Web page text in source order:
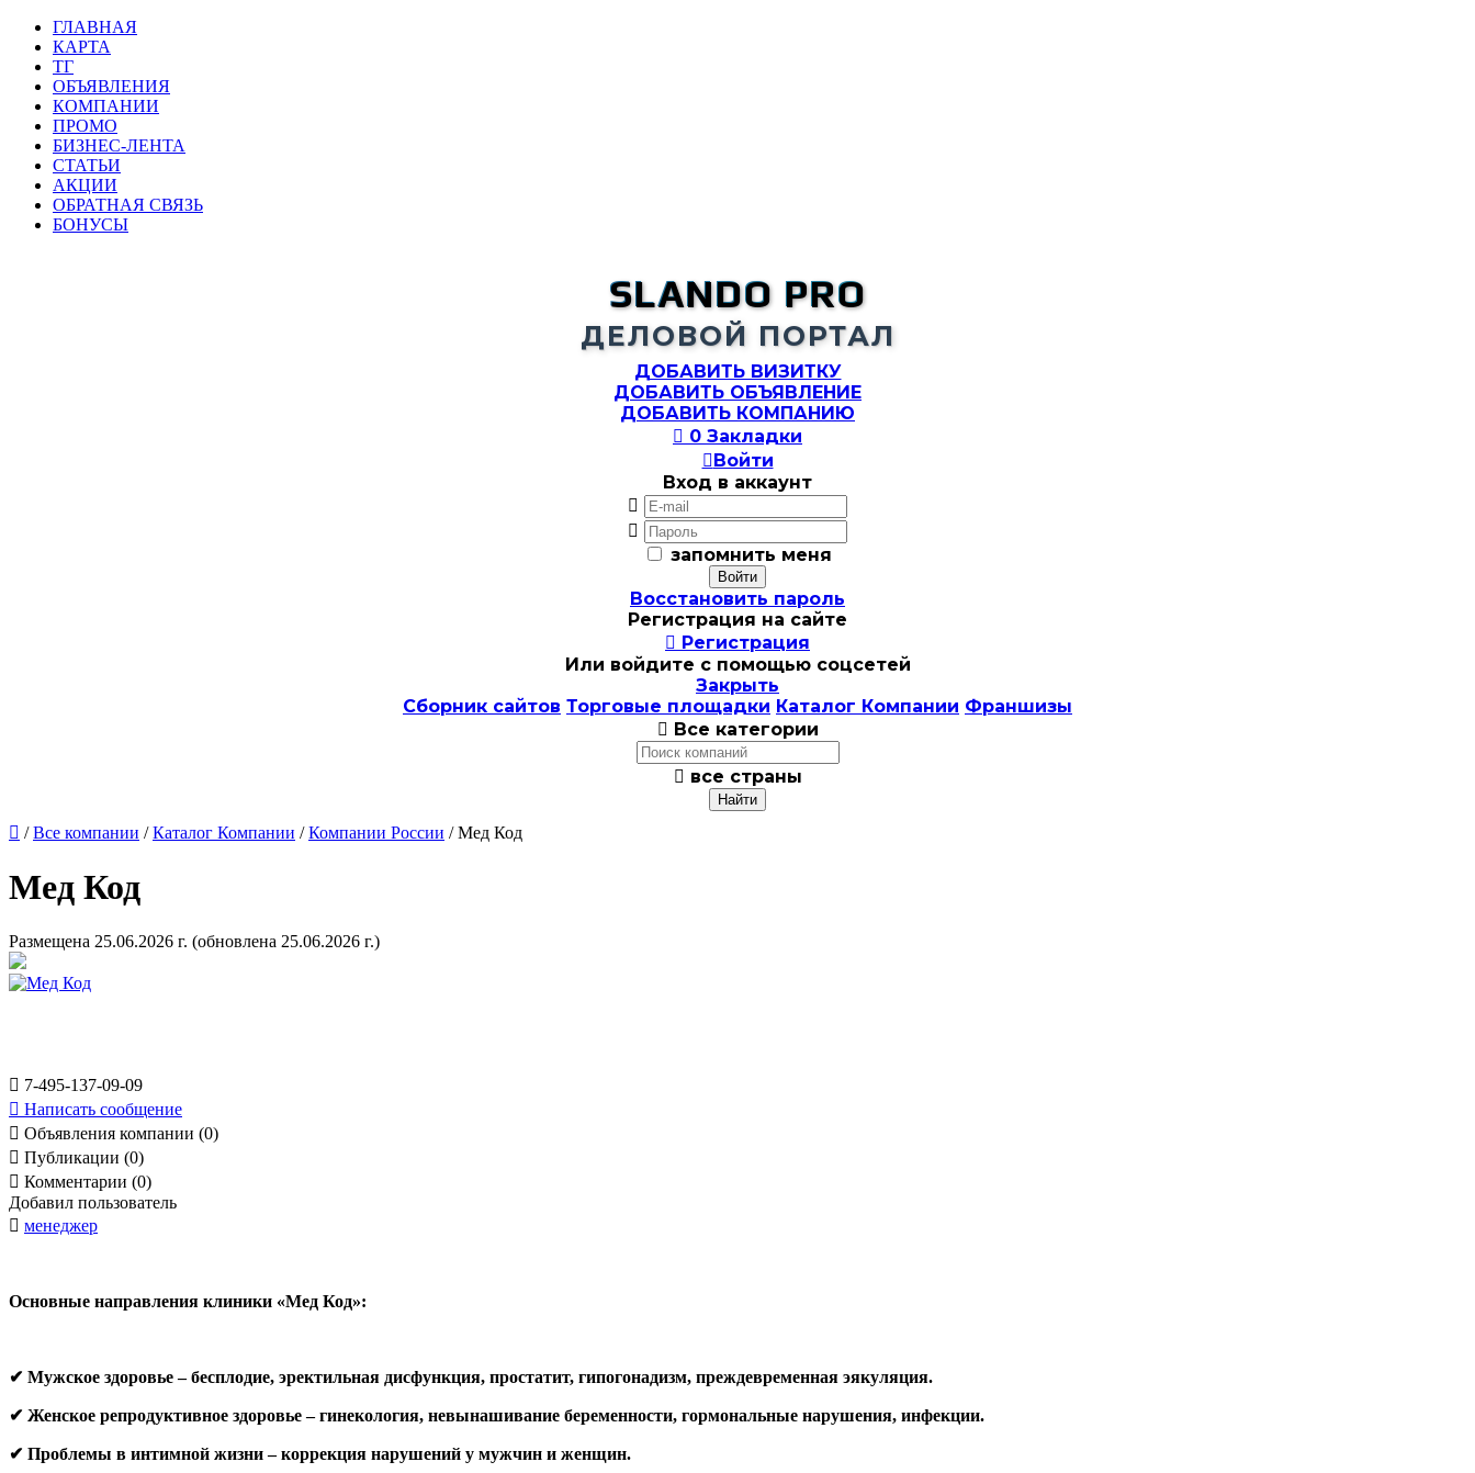
ГЛАВНАЯ
КАРТА
ТГ
ОБЪЯВЛЕНИЯ
КОМПАНИИ
ПРОМО
БИЗНЕС-ЛЕНТА
СТАТЬИ
АКЦИИ
ОБРАТНАЯ СВЯЗЬ
БОНУСЫ
SLANDO PRO
ДЕЛОВОЙ ПОРТАЛ
ДОБАВИТЬ ВИЗИТКУ
ДОБАВИТЬ ОБЪЯВЛЕНИЕ
ДОБАВИТЬ КОМПАНИЮ
 0 Закладки
Войти
Вход в аккаунт


запомнить меня
Восстановить пароль
Регистрация на сайте
 Регистрация
Или войдите с помощью соцсетей
Закрыть
Сборник сайтов Торговые площадки Каталог Компании Франшизы
 Все категории
 все страны
 /Все компании /Каталог Компании /Компании России / Мед Код
Мед Код
Размещена 25.06.2026 г. (обновлена 25.06.2026 г.)
 7-495-137-09-09
 Написать сообщение
 Объявления компании (0)
 Публикации (0)
 Комментарии (0)
Добавил пользователь
 менеджер
Основные направления клиники «Мед Код»:
✔ Мужское здоровье – бесплодие, эректильная дисфункция, простатит, гипогонадизм, преждевременная эякуляция.
✔ Женское репродуктивное здоровье – гинекология, невынашивание беременности, гормональные нарушения, инфекции.
✔ Проблемы в интимной жизни – коррекция нарушений у мужчин и женщин.